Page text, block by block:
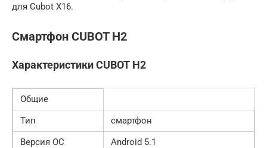
для Cubot X16.
Смартфон CUBOT H2
Характеристики CUBOT H2
Общие
Тип
смартфон
Версия ОС
Android 5.1